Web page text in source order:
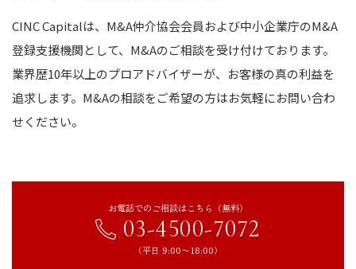
CINC Capitalは、M&A仲介協会会員および中小企業庁のM&A
登録支援機関として、M&Aのご相談を受け付けております。
業界歴10年以上のプロアドバイザーが、お客様の真の利益を
追求します。M&Aの相談をご希望の方はお気軽にお問い合わ
せください。
お電話でのご相談はこちら（無料）
03-4500-7072
（平日 9:00〜18:00）